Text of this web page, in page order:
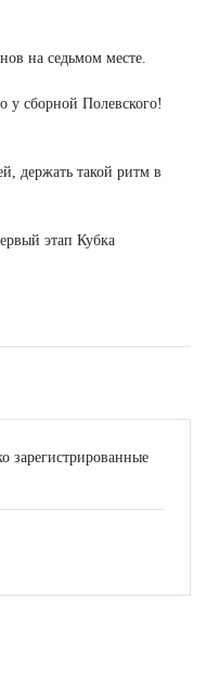
на седьмом месте.
у сборной Полевского!
держать такой ритм в
этап Кубка
зарегистрированные